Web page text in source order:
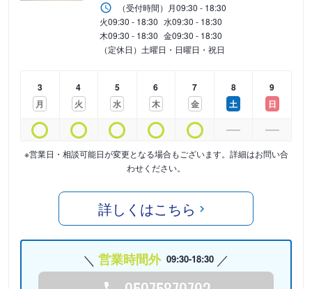
（受付時間） 月09:30 - 18:30
火09:30 - 18:30 水09:30 - 18:30
木09:30 - 18:30 金09:30 - 18:30
（定休日）土曜日・日曜日・祝日
3
月
4
火
5
水
6
木
7
金
8
土
9
日
※営業日・相談可能日が変更となる場合もございます。詳細はお問い合
わせください。
詳しくはこちら
営業時間外 09:30-18:30